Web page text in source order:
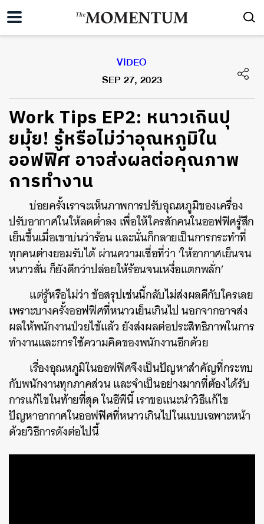
VIDEO
SEP 27, 2023
Work Tips EP2: หนาวเกินปุ
ยมุ้ย! รู้หรือไม่ว่าอุณหภูมิใน
ออฟฟิศ อาจส่งผลต่อคุณภาพ
การทำงาน
บ่อยครั้งเราจะเห็นภาพการปรับอุณหภูมิของเครื่อง
ปรับอากาศในให้ลดต่ำลง เพื่อให้ใครสักคนในออฟฟิศรู้สึก
เย็นขึ้นเมื่อเขาบ่นว่าร้อน และนั่นก็กลายเป็นการกระทำที่
ทุกคนต่างยอมรับได้ ผ่านความเชื่อที่ว่า ‘ให้อากาศเย็นจน
หนาวสั่น ก็ยังดีกว่าปล่อยให้ร้อนจนเหงื่อแตกพลั่ก’
แต่รู้หรือไม่ว่า ข้อสรุปเช่นนี้กลับไม่ส่งผลดีกับใครเลย
เพราะบางครั้งออฟฟิศที่หนาวเย็นเกินไป นอกจากอาจส่ง
ผลให้พนักงานป่วยไข้แล้ว ยังส่งผลต่อประสิทธิภาพในการ
ทำงานและการใช้ความคิดของพนักงานอีกด้วย
เรื่องอุณหภูมิในออฟฟิศจึงเป็นปัญหาสำคัญที่กระทบ
กับพนักงานทุกภาคส่วน และจำเป็นอย่างมากที่ต้องได้รับ
การแก้ไขในท้ายที่สุด ในอีพีนี้ เราขอแนะนำวิธีแก้ไข
ปัญหาอากาศในออฟฟิศที่หนาวเกินไปในแบบเฉพาะหน้า
ด้วยวิธีการดังต่อไปนี้